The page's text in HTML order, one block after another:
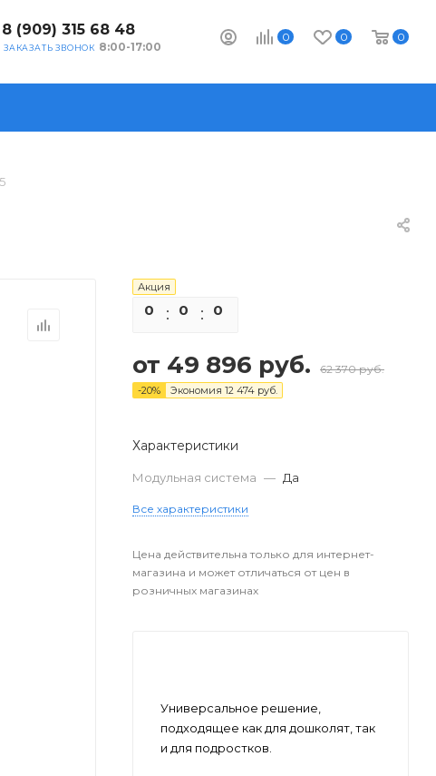
0 0 0
8 (909) 315 68 48
ЗАКАЗАТЬ ЗВОНОК 8:00-17:00
Акция
0 0 0
от 49 896 руб. 62 370 руб.
-20% Экономия 12 474 руб.
Характеристики
Модульная система — Да
Все характеристики
Цена действительна только для интернет-
магазина и может отличаться от цен в
розничных магазинах
Универсальное решение,
подходящее как для дошколят, так
и для подростков.